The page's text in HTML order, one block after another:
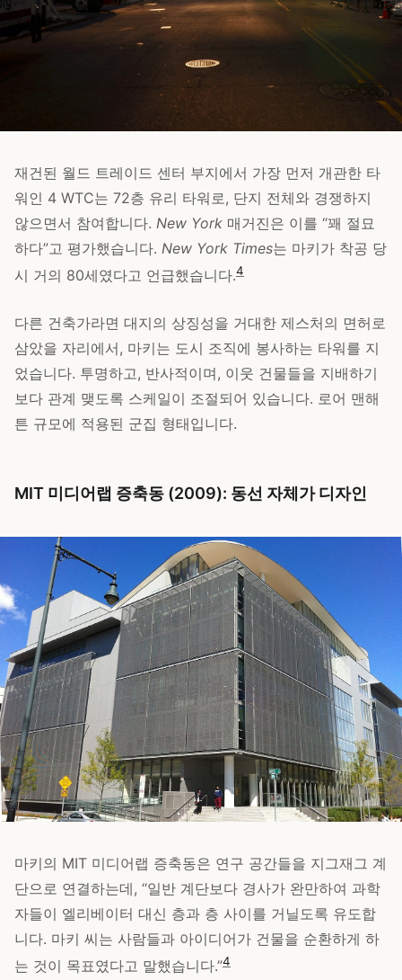
재건된 월드 트레이드 센터 부지에서 가장 먼저 개관한 타
워인 4 WTC는 72층 유리 타워로, 단지 전체와 경쟁하지
않으면서 참여합니다. New York 매거진은 이를 “꽤 절묘
하다”고 평가했습니다. New York Times는 마키가 착공 당
시 거의 80세였다고 언급했습니다.4
다른 건축가라면 대지의 상징성을 거대한 제스처의 면허로
삼았을 자리에서, 마키는 도시 조직에 봉사하는 타워를 지
었습니다. 투명하고, 반사적이며, 이웃 건물들을 지배하기
보다 관계 맺도록 스케일이 조절되어 있습니다. 로어 맨해
튼 규모에 적용된 군집 형태입니다.
MIT 미디어랩 증축동 (2009): 동선 자체가 디자인
마키의 MIT 미디어랩 증축동은 연구 공간들을 지그재그 계
단으로 연결하는데, “일반 계단보다 경사가 완만하여 과학
자들이 엘리베이터 대신 층과 층 사이를 거닐도록 유도합
니다. 마키 씨는 사람들과 아이디어가 건물을 순환하게 하
는 것이 목표였다고 말했습니다.”4